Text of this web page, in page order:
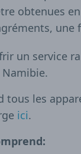
obtenues
un service
les
ici.